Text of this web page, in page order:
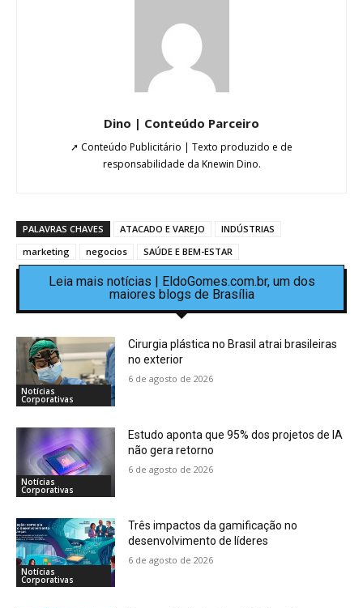
Dino | Conteúdo Parceiro
➚ Conteúdo Publicitário | Texto produzido e de
responsabilidade da Knewin Dino.
PALAVRAS CHAVES ATACADO E VAREJO
INDÚSTRIAS
marketing
negocios SAÚDE E BEM-ESTAR
Leia mais notícias | EldoGomes.com.br, um dos
maiores blogs de Brasília
Notícias
Corporativas
Cirurgia plástica no Brasil atrai brasileiras
no exterior
6 de agosto de 2026
Notícias
Corporativas
Estudo aponta que 95% dos projetos de IA
não gera retorno
6 de agosto de 2026
Notícias
Corporativas
Três impactos da gamificação no
desenvolvimento de líderes
6 de agosto de 2026